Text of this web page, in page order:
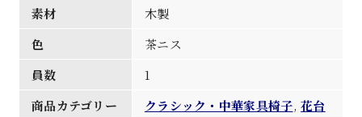
素材
木製
色
茶ニス
員数
1
商品カテゴリー
クラシック・中華家具椅子,花台